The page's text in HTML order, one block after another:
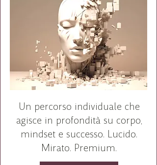
Un percorso individuale che
agisce in profondità su corpo,
mindset e successo. Lucido.
Mirato. Premium.